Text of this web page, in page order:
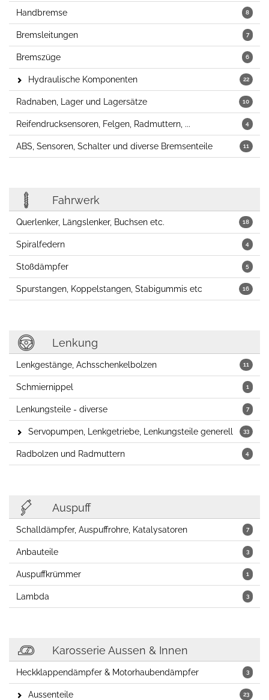
8
Handbremse
7
Bremsleitungen
6
Bremszüge
22
Hydraulische Komponenten
10
Radnaben, Lager und Lagersätze
4
Reifendrucksensoren, Felgen, Radmuttern, ...
11
ABS, Sensoren, Schalter und diverse Bremsenteile
Fahrwerk
18
Querlenker, Längslenker, Buchsen etc.
4
Spiralfedern
5
Stoßdämpfer
16
Spurstangen, Koppelstangen, Stabigummis etc
Lenkung
11
Lenkgestänge, Achsschenkelbolzen
1
Schmiernippel
7
Lenkungsteile - diverse
33
Servopumpen, Lenkgetriebe, Lenkungsteile generell
4
Radbolzen und Radmuttern
Auspuff
7
Schalldämpfer, Auspuffrohre, Katalysatoren
3
Anbauteile
1
Auspuffkrümmer
3
Lambda
Karosserie Aussen & Innen
3
Heckklappendämpfer & Motorhaubendämpfer
23
Aussenteile